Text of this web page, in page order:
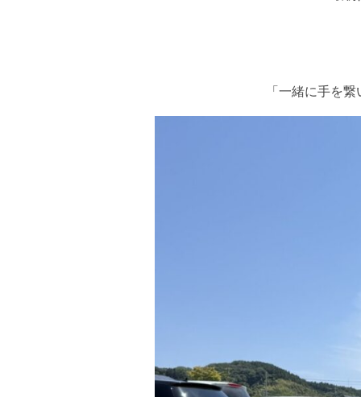
「一緒に手を